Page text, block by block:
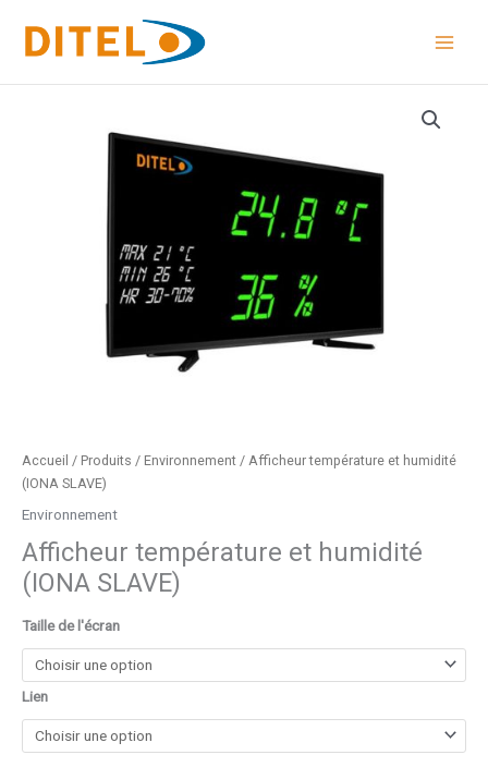
contenu
Accueil / Produits / Environnement / Afficheur température et humidité
(IONA SLAVE)
Environnement
Afficheur température et humidité
(IONA SLAVE)
Taille de l'écran
Lien